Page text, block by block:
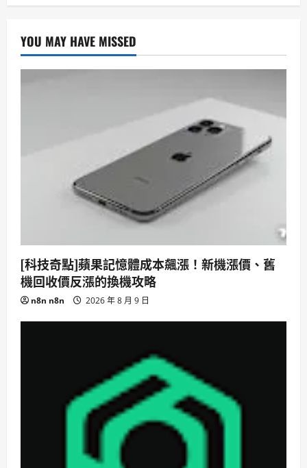
YOU MAY HAVE MISSED
[科技奇點]蘋果記憶體成本飆漲！新機漲價、舊
機回收價反漲的換機攻略
n8n n8n 2026 年 8 月 9 日